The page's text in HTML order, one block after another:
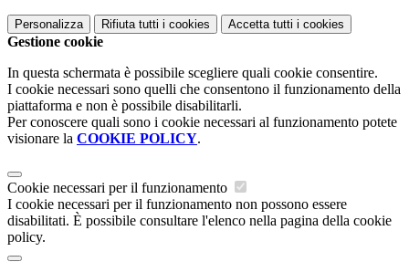
Personalizza Rifiuta tutti i cookies Accetta tutti i cookies
Gestione cookie
In questa schermata è possibile scegliere quali cookie consentire.
I cookie necessari sono quelli che consentono il funzionamento della
piattaforma e non è possibile disabilitarli.
Per conoscere quali sono i cookie necessari al funzionamento potete
visionare la COOKIE POLICY.
Cookie necessari per il funzionamento
I cookie necessari per il funzionamento non possono essere
disabilitati. È possibile consultare l'elenco nella pagina della cookie
policy.